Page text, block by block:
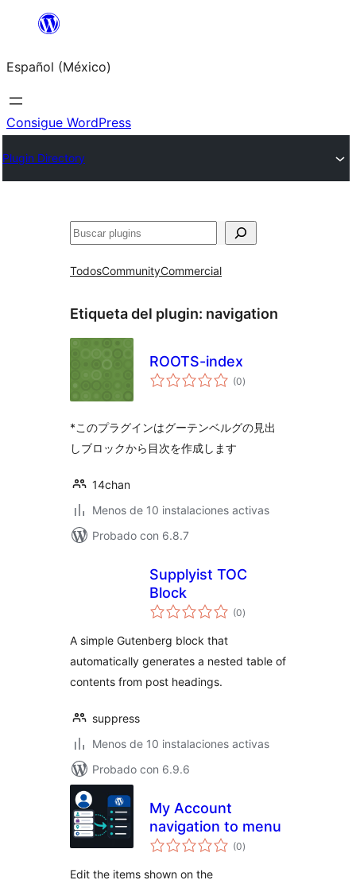
Saltar
contenido
Español (México)
Consigue WordPress
Plugin Directory
Buscar
TodosCommunityCommercial
Etiqueta del plugin: navigation
ROOTS-index
(0total
de
)
*このプラグインはグーテンベルグの見出
しブロックから目次を作成します
14chan
Menos de 10 instalaciones activas
Probado con 6.8.7
Supplyist TOC
Block
(0total
de
)
A simple Gutenberg block that
automatically generates a nested table of
contents from post headings.
suppress
Menos de 10 instalaciones activas
Probado con 6.9.6
My Account
navigation to menu
(0total
de
)
Edit the items shown on the